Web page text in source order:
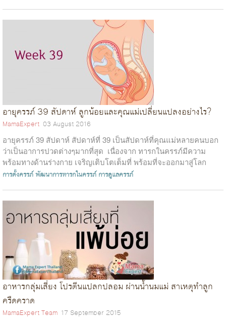
อายุครรภ์ 39 สัปดาห์ ลูกน้อยและคุณแม่เปลี่ยนแปลงอย่างไร?
MamaExpert 03 August 2016
อายุครรภ์ 39 สัปดาห์ สัปดาห์ที่ 39 เป็นสัปดาห์ที่คุณแม่หลายคนบอก
ว่าเป็นอาการปวดต่างๆมากที่สุด เนื่องจาก ทารกในครรภ์มีความ
พร้อมทางด้านร่างกาย เจริญเติบโตเต็มที่ พร้อมที่จะออกมาสู่โลก
ภายนอกแล้ว...
การตั้งครรภ์พัฒนาการทารกในครรภ์ การดูแลครรภ์
อาหารกลุ่มเสี่ยง โปรตีนแปลกปลอม ผ่านน้ำนมแม่ สาเหตุทำลูก
ครืดคราด
MamaExpert Team 17 September 2015